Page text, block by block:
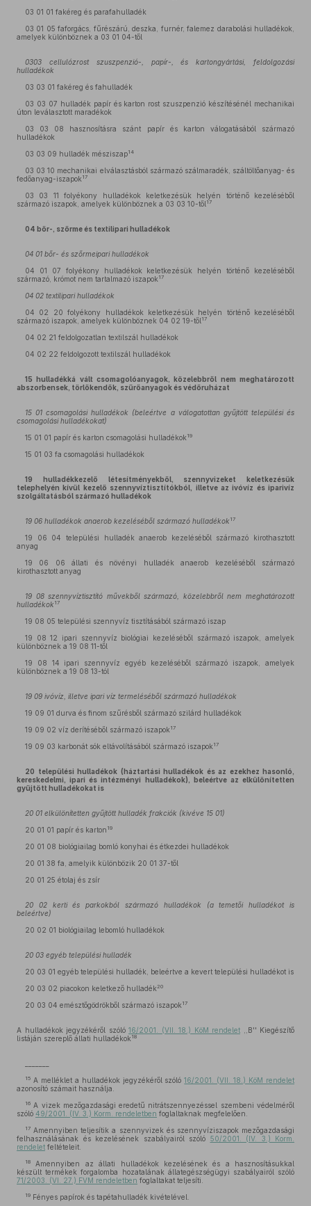
03 01 01 fakéreg és parafahulladék
03 01 05 faforgács, fűrészárú, deszka, furnér, falemez darabolási hulladékok,
amelyek különböznek a 03 01 04-től
0303 cellulózrost szuszpenzió-, papír-, és kartongyártási, feldolgozási
hulladékok
03 03 01 fakéreg és fahulladék
03 03 07 hulladék papír és karton rost szuszpenzió készítésénél mechanikai
úton leválasztott maradékok
03 03 08 hasznosításra szánt papír és karton válogatásából származó
hulladékok
03 03 09 hulladék mésziszap14
03 03 10 mechanikai elválasztásból származó szálmaradék, száltöltőanyag- és
fedőanyag-iszapok 17
03 03 11 folyékony hulladékok keletkezésük helyén történő kezeléséből
származó iszapok, amelyek különböznek a 03 03 10-től 17
04 bőr-, szőrme és textilipari hulladékok
04 01 bőr- és szőrmeipari hulladékok
04 01 07 folyékony hulladékok keletkezésük helyén történő kezeléséből
származó, krómot nem tartalmazó iszapok 17
04 02 textilipari hulladékok
04 02 20 folyékony hulladékok keletkezésük helyén történő kezeléséből
származó iszapok, amelyek különböznek 04 02 19-től 17
04 02 21 feldolgozatlan textilszál hulladékok
04 02 22 feldolgozott textilszál hulladékok
15 hulladékká vált csomagolóanyagok, közelebbről nem meghatározott
abszorbensek, törlőkendők, szűrőanyagok és védőruházat
15 01 csomagolási hulladékok (beleértve a válogatottan gyűjtött települési és
csomagolási hulladékokat)
15 01 01 papír és karton csomagolási hulladékok 19
15 01 03 fa csomagolási hulladékok
19 hulladékkezelő létesítményekből, szennyvizeket keletkezésük
telephelyén kívül kezelő szennyvíztisztítókból, illetve az ivóvíz és iparivíz
szolgáltatásból származó hulladékok
19 06 hulladékok anaerob kezeléséből származó hulladékok 17
19 06 04 települési hulladék anaerob kezeléséből származó kirothasztott
anyag
19 06 06 állati és növényi hulladék anaerob kezeléséből származó
kirothasztott anyag
19 08 szennyvíztisztító művekből származó, közelebbről nem meghatározott
hulladékok 17
19 08 05 települési szennyvíz tisztításából származó iszap
19 08 12 ipari szennyvíz biológiai kezeléséből származó iszapok, amelyek
különböznek a 19 08 11-től
19 08 14 ipari szennyvíz egyéb kezeléséből származó iszapok, amelyek
különböznek a 19 08 13-tól
19 09 ivóvíz, illetve ipari víz termeléséből származó hulladékok
19 09 01 durva és finom szűrésből származó szilárd hulladékok
19 09 02 víz derítéséből származó iszapok 17
19 09 03 karbonát sók eltávolításából származó iszapok 17
20 települési hulladékok (háztartási hulladékok és az ezekhez hasonló,
kereskedelmi, ipari és intézményi hulladékok), beleértve az elkülönítetten
gyűjtött hulladékokat is
20 01 elkülönítetten gyűjtött hulladék frakciók (kivéve 15 01)
20 01 01 papír és karton 19
20 01 08 biológiailag bomló konyhai és étkezdei hulladékok
20 01 38 fa, amelyik különbözik 20 01 37-től
20 01 25 étolaj és zsír
20 02 kerti és parkokból származó hulladékok (a temetői hulladékot is
beleértve)
20 02 01 biológiailag lebomló hulladékok
20 03 egyéb települési hulladék
20 03 01 egyéb települési hulladék, beleértve a kevert települési hulladékot is
20 03 02 piacokon keletkező hulladék 20
20 03 04 emésztőgödrökből származó iszapok 17
A hulladékok jegyzékéről szóló 16/2001. (VII. 18.) KöM rendelet ,,B'' Kiegészítő
listáján szereplő állati hulladékok 18
15 A melléklet a hulladékok jegyzékéről szóló16/2001. (VII. 18.) KöM rendelet
azonosító számait használja.
16 A vizek mezőgazdasági eredetű nitrátszennyezéssel szembeni védelméről
szóló 49/2001. (IV. 3.) Korm. rendeletben foglaltaknak megfelelően.
17 Amennyiben teljesítik a szennyvizek és szennyvíziszapok mezőgazdasági
felhasználásának és kezelésének szabályairól szóló 50/2001. (IV. 3.) Korm.
rendelet feltételeit.
18
Amennyiben az állati hulladékok kezelésének és a hasznosításukkal
készült termékek forgalomba hozatalának állategészségügyi szabályairól szóló
71/2003. (VI. 27.) FVM rendeletben foglaltakat teljesíti.
19 Fényes papírok és tapétahulladék kivételével.